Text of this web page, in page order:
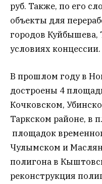
руб. Также, по его
объекты для
городов Куйбышева,
условиях
В прошлом году в
достроены 4
Кочковском,
Таркском районе, в
площадок
Чулымском и
полигона в
реконструкция